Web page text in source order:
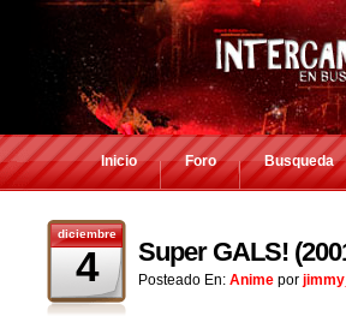
Inicio Foro Busqueda
diciembre
4 Super GALS!
Posteado En: Anime por